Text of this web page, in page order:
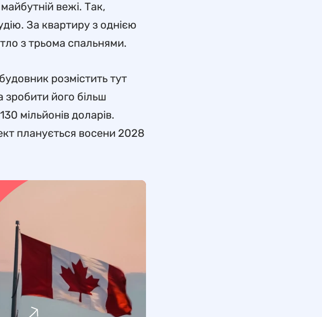
вежі. Так,
За квартиру з однією
з трьома спальнями.
розмістить тут
зробити його більш
мільйонів доларів.
планується восени 2028